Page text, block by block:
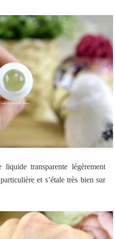
transparente légèrement
et s’étale très bien sur